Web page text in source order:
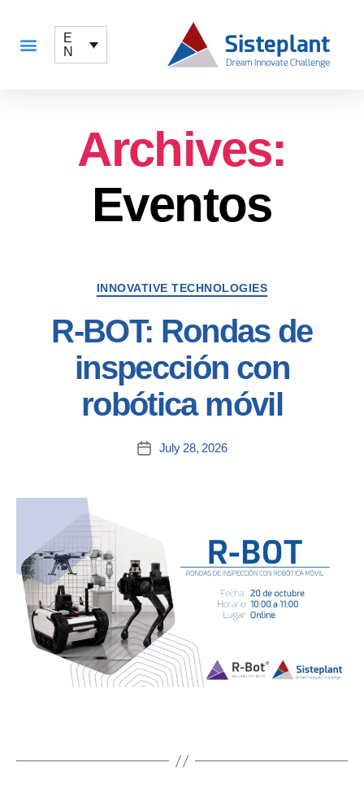
E
N
Archives:
Eventos
INNOVATIVE TECHNOLOGIES
R-BOT: Rondas de
inspección con
robótica móvil
July 28, 2026